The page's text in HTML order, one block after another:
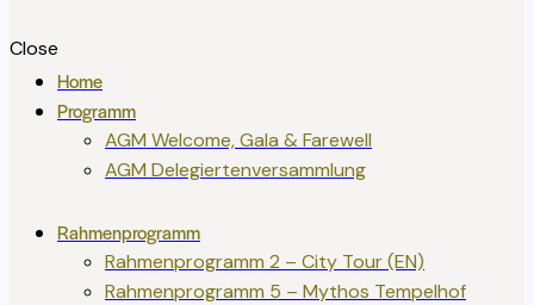
Close
Home
Programm
AGM Welcome, Gala & Farewell
AGM Delegiertenversammlung
Rahmenprogramm
Rahmenprogramm 2 – City Tour (EN)
Rahmenprogramm 5 – Mythos Tempelhof